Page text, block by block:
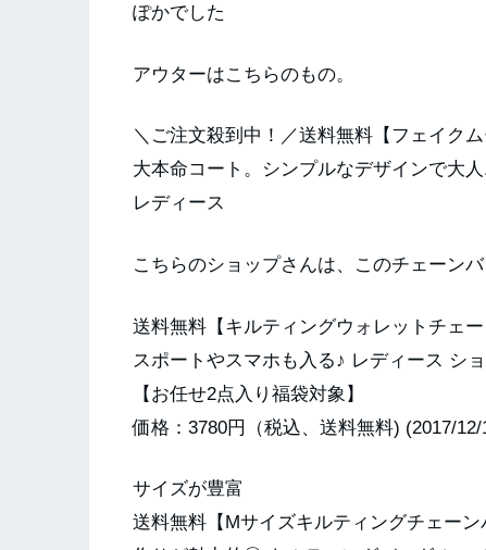
ぽかでした
アウターはこちらのもの。
＼ご注文殺到中！／送料無料【フェイク
大本命コート。シンプルなデザインで大
レディース
こちらのショップさんは、このチェーン
送料無料【キルティングウォレットチェ
スポートやスマホも入る♪ レディース シ
【お任せ2点入り福袋対象】
価格：3780円（税込、送料無料) (2017/12/
サイズが豊富
送料無料【Mサイズキルティングチェー